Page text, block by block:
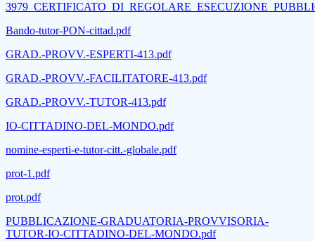
Bando-tutor-PON-cittad.pdf
GRAD.-PROVV.-ESPERTI-413.pdf
GRAD.-PROVV.-FACILITATORE-413.pdf
GRAD.-PROVV.-TUTOR-413.pdf
IO-CITTADINO-DEL-MONDO.pdf
nomine-esperti-e-tutor-citt.-globale.pdf
prot-1.pdf
prot.pdf
PUBBLICAZIONE-GRADUATORIA-PROVVISORIA-
TUTOR-IO-CITTADINO-DEL-MONDO.pdf